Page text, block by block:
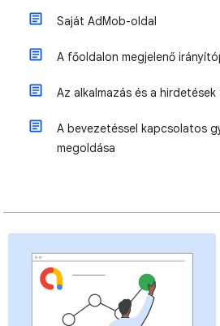
Saját AdMob-oldal
A főoldalon megjelenő
Az alkalmazás és a
A bevezetéssel kapcsolatos
megoldása